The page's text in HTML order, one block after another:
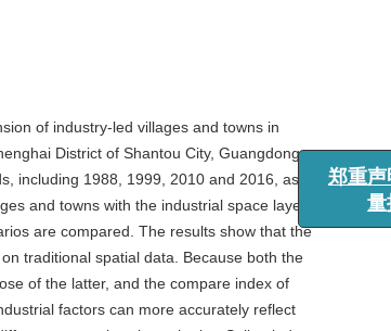
of industry-led villages and towns in
District of Shantou City, Guangdong
including 1988, 1999, 2010 and 2016, as
and towns with the industrial space layer.
are compared. The results show that the
traditional spatial data. Because both the
of the latter, and the compare index of
factors can more accurately reflect
郑